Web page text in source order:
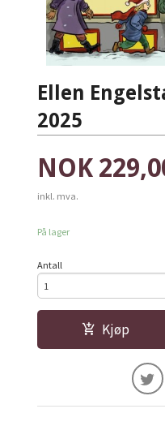
Ellen
2025
Pris
NOK
inkl. mva.
På lager
Antall
Kjøp